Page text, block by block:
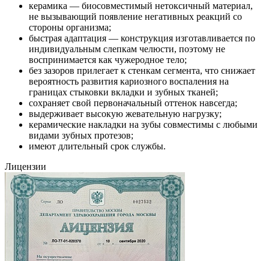
керамика — биосовместимый нетоксичный материал,
не вызывающий появление негативных реакций со
стороны организма;
быстрая адаптация — конструкция изготавливается по
индивидуальным слепкам челюсти, поэтому не
воспринимается как чужеродное тело;
без зазоров прилегает к стенкам сегмента, что снижает
вероятность развития кариозного воспаления на
границах стыковки вкладки и зубных тканей;
сохраняет свой первоначальный оттенок навсегда;
выдерживает высокую жевательную нагрузку;
керамические накладки на зубы совместимы с любыми
видами зубных протезов;
имеют длительный срок службы.
Лицензии